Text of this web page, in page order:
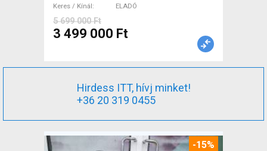
Keres / Kínál
ELADÓ
5 699 000 Ft
3 499 000 Ft
Hirdess ITT, hívj minket!
+36 20 319 0455
-15%